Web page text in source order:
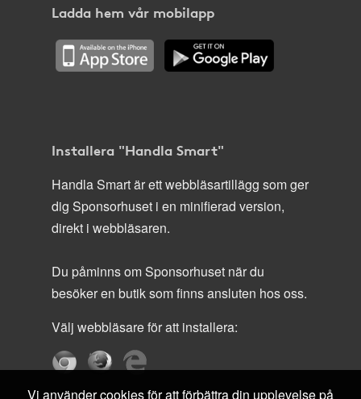
Ladda hem vår mobilapp
Installera "Handla Smart"
Handla Smart är ett webbläsartillägg som ger
dig Sponsorhuset i en minifierad version,
direkt i webbläsaren.
Du påminns om Sponsorhuset när du
besöker en butik som finns ansluten hos oss.
Välj webbläsare för att installera:
Vi använder cookies för att förbättra din upplevelse på